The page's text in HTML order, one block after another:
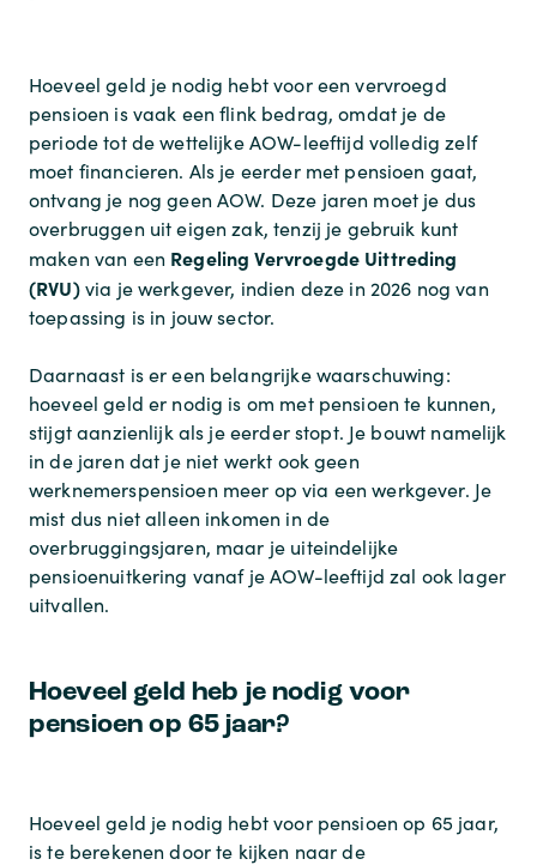
Hoeveel geld je nodig hebt voor een vervroegd
pensioen is vaak een flink bedrag, omdat je de
periode tot de wettelijke AOW-leeftijd volledig zelf
moet financieren. Als je eerder met pensioen gaat,
ontvang je nog geen AOW. Deze jaren moet je dus
overbruggen uit eigen zak, tenzij je gebruik kunt
maken van een Regeling Vervroegde Uittreding
(RVU)via je werkgever, indien deze in 2026 nog van
toepassing is in jouw sector.
Daarnaast is er een belangrijke waarschuwing:
hoeveel geld er nodig is om met pensioen te kunnen,
stijgt aanzienlijk als je eerder stopt. Je bouwt namelijk
in de jaren dat je niet werkt ook geen
werknemerspensioen meer op via een werkgever. Je
mist dus niet alleen inkomen in de
overbruggingsjaren, maar je uiteindelijke
pensioenuitkering vanaf je AOW-leeftijd zal ook lager
uitvallen.
Hoeveel geld heb je nodig voor
pensioen op 65 jaar?
Hoeveel geld je nodig hebt voor pensioen op 65 jaar,
is te berekenen door te kijken naar de